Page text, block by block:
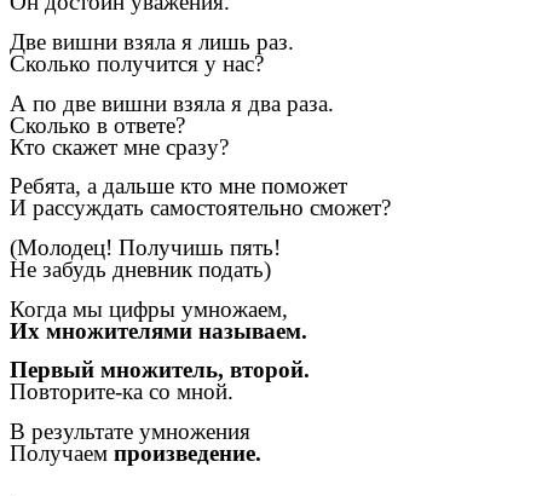
Две вишни взяла я лишь раз.
Сколько получится у нас?
А по две вишни взяла я два раза.
Сколько в ответе?
Кто скажет мне сразу?
Ребята, а дальше кто мне поможет
И рассуждать самостоятельно сможет?
(Молодец! Получишь пять!
Не забудь дневник подать)
Когда мы цифры умножаем,
Их множителями называем.
Первый множитель, второй.
Повторите-ка со мной.
В результате умножения
Получаем произведение.